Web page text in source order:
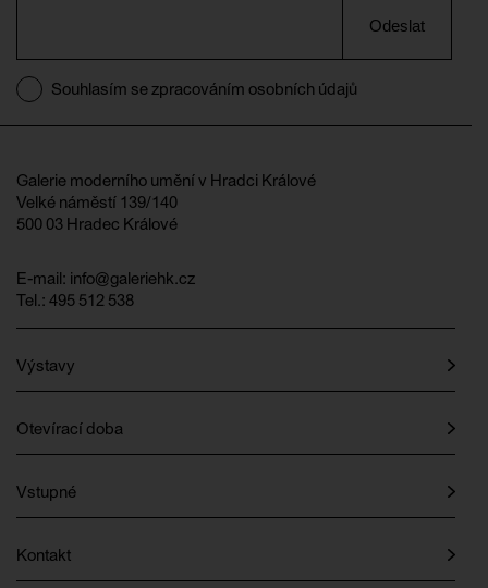
Odeslat
Souhlasím se zpracováním osobních údajů
Galerie moderního umění v Hradci Králové
Velké náměstí 139/140
500 03 Hradec Králové
E-mail: info@galeriehk.cz
Tel.: 495 512 538
Výstavy
Otevírací doba
Vstupné
Kontakt